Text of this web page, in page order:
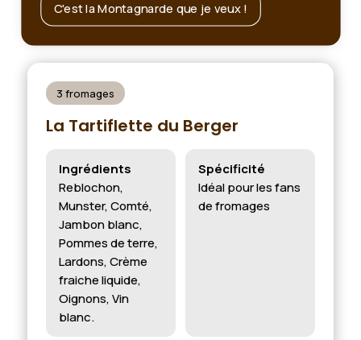
C'est la Montagnarde que je veux !
3 fromages
La Tartiflette du Berger
Ingrédients
Reblochon,
Munster, Comté,
Jambon blanc,
Pommes de terre,
Lardons, Crème
fraiche liquide,
Oignons, Vin
blanc.
Spécificité
Idéal pour les fans
de fromages